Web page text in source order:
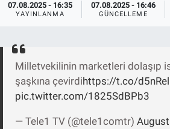
07.08.2025 - 16:35
YAYINLANMA
07.08.2025 - 16:46
GÜNCELLEME
Milletvekilinin marketleri dolaşıp
şaşkına çevirdihttps://t.co/
pic.twitter.com/1825SdBPb3
— Tele1 TV (@tele1comtr)
Ekonomi
Gerçeğin İzinde